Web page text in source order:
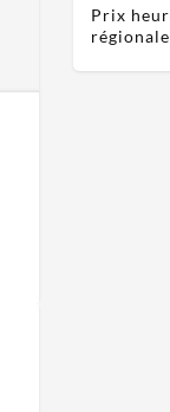
Prix